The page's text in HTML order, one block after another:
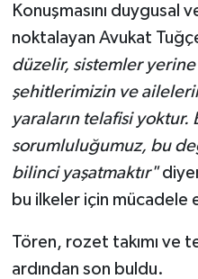
Konuşmasını duygusal
noktalayan Avukat
düzelir, sistemler
şehitlerimizin ve
yaraların telafisi yoktur.
sorumluluğumuz, bu
bilinci yaşatmaktır"
bu ilkeler için mücadele
Tören, rozet takımı ve
ardından son buldu.